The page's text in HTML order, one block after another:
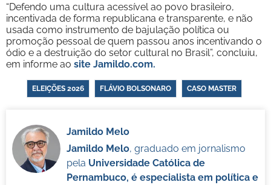
“Defendo uma cultura acessível ao povo brasileiro,
incentivada de forma republicana e transparente, e não
usada como instrumento de bajulação política ou
promoção pessoal de quem passou anos incentivando o
ódio e a destruição do setor cultural no Brasil”, concluiu,
em informe ao site Jamildo.com.
ELEIÇÕES 2026 FLÁVIO BOLSONARO CASO MASTER
Jamildo Melo
Jamildo Melo, graduado em jornalismo
pela Universidade Católica de
Pernambuco, é especialista em política e